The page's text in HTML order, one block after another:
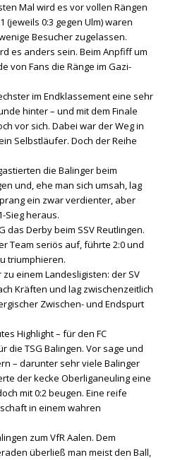
Mal wird es vor vollen Rängen
(jeweils 0:3 gegen Ulm) waren
Besucher zugelassen.
es anders sein. Beim Anpfiff um
von Fans die Ränge im Gazi-
im Endklassement eine sehr
hinter – und mit dem Finale
vor sich. Dabei war der Weg in
Selbstläufer. Doch der Reihe
die Balinger beim
und, ehe man sich umsah, lag
ein zwar verdienter, aber
Sieg heraus.
das Derby beim SSV Reutlingen.
Team seriös auf, führte 2:0 und
triumphieren.
einem Landesligisten: der SV
Kräften und lag zwischenzeitlich
Zwischen- und Endspurt
Highlight – für den FC
die TSG Balingen. Vor sage und
– darunter sehr viele Balinger
der kecke Oberliganeuling eine
mit 0:2 beugen. Eine reife
in einem wahren
zum VfR Aalen. Dem
überließ man meist den Ball,